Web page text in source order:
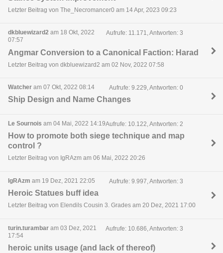
Letzter Beitrag von The_Necromancer0 am 14 Apr, 2023 09:23
dkbluewizard2 am 18 Okt, 2022
07:57
Aufrufe: 11.171, Antworten: 3
Angmar Conversion to a Canonical Faction: Harad
Letzter Beitrag von dkbluewizard2 am 02 Nov, 2022 07:58
Watcher am 07 Okt, 2022 08:14 Aufrufe: 9.229, Antworten: 0
Ship Design and Name Changes
Le Sournois am 04 Mai, 2022 14:19Aufrufe: 10.122, Antworten: 2
How to promote both siege technique and map
control ?
Letzter Beitrag von IgRAzm am 06 Mai, 2022 20:26
IgRAzm am 19 Dez, 2021 22:05 Aufrufe: 9.997, Antworten: 3
Heroic Statues buff idea
Letzter Beitrag von Elendils Cousin 3. Grades am 20 Dez, 2021 17:00
turin.turambar am 03 Dez, 2021
17:54
Aufrufe: 10.686, Antworten: 3
heroic units usage (and lack of thereof)